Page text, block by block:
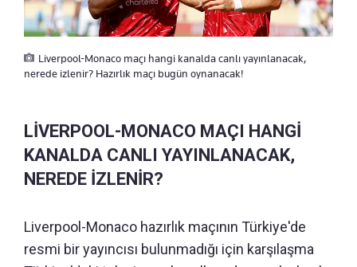
Liverpool-Monaco maçı hangi kanalda canlı yayınlanacak,
nerede izlenir? Hazırlık maçı bugün oynanacak!
LİVERPOOL-MONACO MAÇI HANGİ
KANALDA CANLI YAYINLANACAK,
NEREDE İZLENİR?
Liverpool-Monaco hazırlık maçının Türkiye'de
resmi bir yayıncısı bulunmadığı için karşılaşma